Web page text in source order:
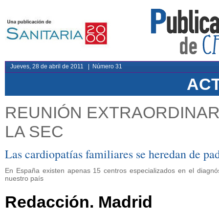
Jueves, 28 de abril de 2011 | Número 31
REUNIÓN
LA SEC
Las cardiopatías familiares se heredan de
En España existen apenas 15 centros especializados en el
nuestro país
Redacción. Madrid